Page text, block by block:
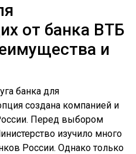
от банка ВТБ
и
банка для
создана компанией и
Перед выбором
изучило много
России. Однако только